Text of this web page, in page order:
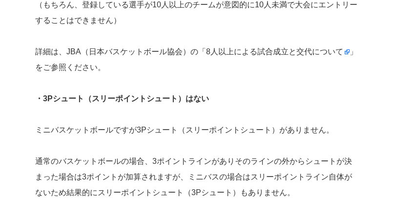
（もちろん、登録している選手が10人以上のチームが意図的に10人未満で大会にエントリー
することはできません）
詳細は、JBA（日本バスケットボール協会）の「 8人以上による試合成立と交代について
」
をご参照ください。
・3Pシュート（スリーポイントシュート）はない
ミニバスケットボールですが3Pシュート（スリーポイントシュート）がありません。
通常のバスケットボールの場合、3ポイントラインがありそのラインの外からシュートが決
まった場合は3ポイントが加算されますが、ミニバスの場合はスリーポイントライン自体が
ないため結果的にスリーポイントシュート（3Pシュート）もありません。